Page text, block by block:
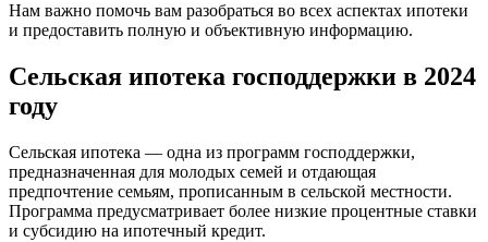
Нам важно помочь вам разобраться во всех аспектах ипотеки
и предоставить полную и объективную информацию.
Сельская ипотека господдержки в 2024
году
Сельская ипотека — одна из программ господдержки,
предназначенная для молодых семей и отдающая
предпочтение семьям, прописанным в сельской местности.
Программа предусматривает более низкие процентные ставки
и субсидию на ипотечный кредит.